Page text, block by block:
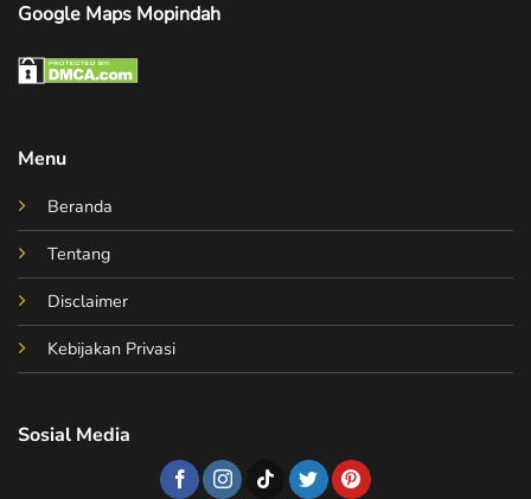
Google Maps Mopindah
Menu
Beranda
Tentang
Disclaimer
Kebijakan Privasi
Sosial Media